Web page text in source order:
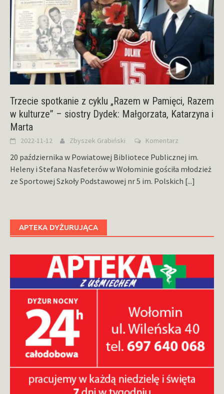
Trzecie spotkanie z cyklu „Razem w Pamięci, Razem
w kulturze” – siostry Dydek: Małgorzata, Katarzyna i
Marta
2022-11-12 Zbyszek Grabiński Komentarz
20 października w Powiatowej Bibliotece Publicznej im.
Heleny i Stefana Nasfeterów w Wołominie gościła młodzież
ze Sportowej Szkoły Podstawowej nr 5 im. Polskich [...]
APTEKA DYŻURUJĄCA